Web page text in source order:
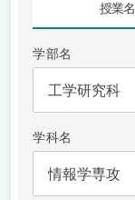
授業名
学部名
学科名